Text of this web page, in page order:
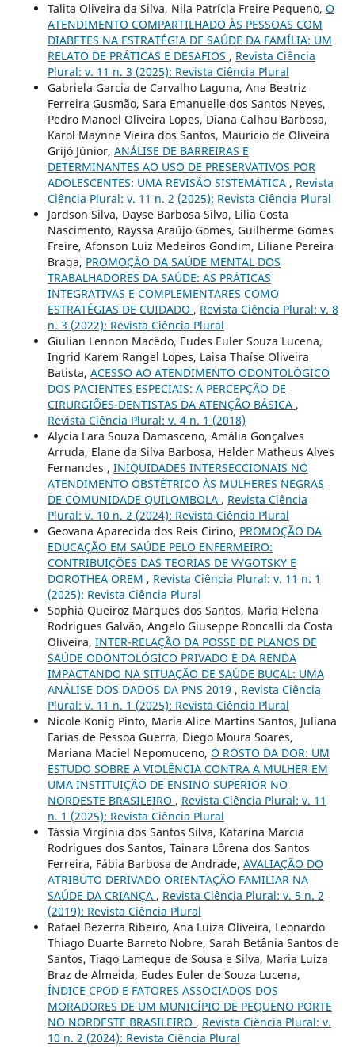
Talita Oliveira da Silva, Nila Patrícia Freire Pequeno, O
ATENDIMENTO COMPARTILHADO ÀS PESSOAS COM
DIABETES NA ESTRATÉGIA DE SAÚDE DA FAMÍLIA: UM
RELATO DE PRÁTICAS E DESAFIOS , Revista Ciência
Plural: v. 11 n. 3 (2025): Revista Ciência Plural
Gabriela Garcia de Carvalho Laguna, Ana Beatriz
Ferreira Gusmão, Sara Emanuelle dos Santos Neves,
Pedro Manoel Oliveira Lopes, Diana Calhau Barbosa,
Karol Maynne Vieira dos Santos, Mauricio de Oliveira
Grijó Júnior, ANÁLISE DE BARREIRAS E
DETERMINANTES AO USO DE PRESERVATIVOS POR
ADOLESCENTES: UMA REVISÃO SISTEMÁTICA , Revista
Ciência Plural: v. 11 n. 2 (2025): Revista Ciência Plural
Jardson Silva, Dayse Barbosa Silva, Lilia Costa
Nascimento, Rayssa Araújo Gomes, Guilherme Gomes
Freire, Afonson Luiz Medeiros Gondim, Liliane Pereira
Braga, PROMOÇÃO DA SAÚDE MENTAL DOS
TRABALHADORES DA SAÚDE: AS PRÁTICAS
INTEGRATIVAS E COMPLEMENTARES COMO
ESTRATÉGIAS DE CUIDADO , Revista Ciência Plural: v. 8
n. 3 (2022): Revista Ciência Plural
Giulian Lennon Macêdo, Eudes Euler Souza Lucena,
Ingrid Karem Rangel Lopes, Laisa Thaíse Oliveira
Batista, ACESSO AO ATENDIMENTO ODONTOLÓGICO
DOS PACIENTES ESPECIAIS: A PERCEPÇÃO DE
CIRURGIÕES-DENTISTAS DA ATENÇÃO BÁSICA ,
Revista Ciência Plural: v. 4 n. 1 (2018)
Alycia Lara Souza Damasceno, Amália Gonçalves
Arruda, Elane da Silva Barbosa, Helder Matheus Alves
Fernandes , INIQUIDADES INTERSECCIONAIS NO
ATENDIMENTO OBSTÉTRICO ÀS MULHERES NEGRAS
DE COMUNIDADE QUILOMBOLA , Revista Ciência
Plural: v. 10 n. 2 (2024): Revista Ciência Plural
Geovana Aparecida dos Reis Cirino, PROMOÇÃO DA
EDUCAÇÃO EM SAÚDE PELO ENFERMEIRO:
CONTRIBUIÇÕES DAS TEORIAS DE VYGOTSKY E
DOROTHEA OREM , Revista Ciência Plural: v. 11 n. 1
(2025): Revista Ciência Plural
Sophia Queiroz Marques dos Santos, Maria Helena
Rodrigues Galvão, Angelo Giuseppe Roncalli da Costa
Oliveira, INTER-RELAÇÃO DA POSSE DE PLANOS DE
SAÚDE ODONTOLÓGICO PRIVADO E DA RENDA
IMPACTANDO NA SITUAÇÃO DE SAÚDE BUCAL: UMA
ANÁLISE DOS DADOS DA PNS 2019 , Revista Ciência
Plural: v. 11 n. 1 (2025): Revista Ciência Plural
Nicole Konig Pinto, Maria Alice Martins Santos, Juliana
Farias de Pessoa Guerra, Diego Moura Soares,
Mariana Maciel Nepomuceno, O ROSTO DA DOR: UM
ESTUDO SOBRE A VIOLÊNCIA CONTRA A MULHER EM
UMA INSTITUIÇÃO DE ENSINO SUPERIOR NO
NORDESTE BRASILEIRO , Revista Ciência Plural: v. 11
n. 1 (2025): Revista Ciência Plural
Tássia Virgínia dos Santos Silva, Katarina Marcia
Rodrigues dos Santos, Tainara Lôrena dos Santos
Ferreira, Fábia Barbosa de Andrade, AVALIAÇÃO DO
ATRIBUTO DERIVADO ORIENTAÇÃO FAMILIAR NA
SAÚDE DA CRIANÇA , Revista Ciência Plural: v. 5 n. 2
(2019): Revista Ciência Plural
Rafael Bezerra Ribeiro, Ana Luiza Oliveira, Leonardo
Thiago Duarte Barreto Nobre, Sarah Betânia Santos de
Santos, Tiago Lameque de Sousa e Silva, Maria Luiza
Braz de Almeida, Eudes Euler de Souza Lucena,
ÍNDICE CPOD E FATORES ASSOCIADOS DOS
MORADORES DE UM MUNICÍPIO DE PEQUENO PORTE
NO NORDESTE BRASILEIRO , Revista Ciência Plural: v.
10 n. 2 (2024): Revista Ciência Plural